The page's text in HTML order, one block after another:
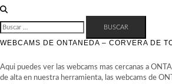
BUSCAR:
WEBCAMS DE ONTANEDA – CORVERA DE
Aqui puedes ver las webcams mas cercanas a
de alta en nuestra herramienta, las webcams de